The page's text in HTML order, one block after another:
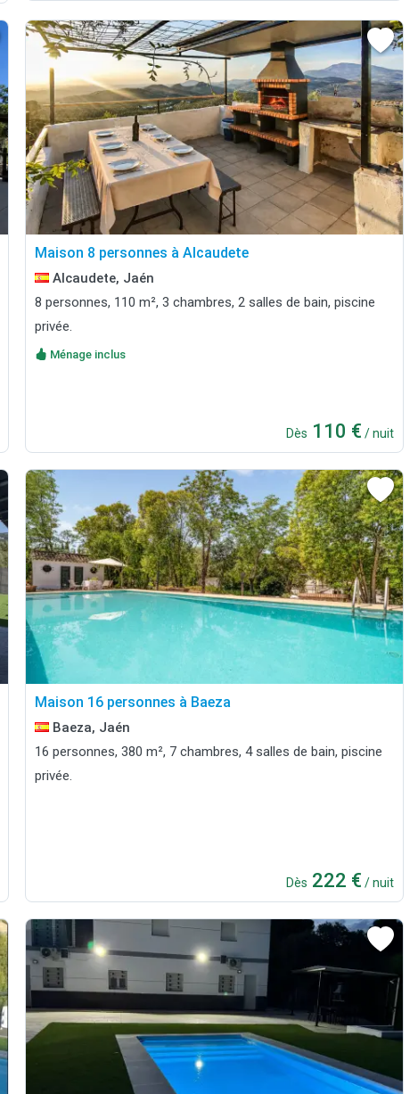
Maison 8 personnes à Alcaudete
Alcaudete, Jaén
8 personnes, 110 m², 3 chambres, 2 salles de bain, piscine
privée.
Ménage inclus
Dès 110 € / nuit
Maison 16 personnes à Baeza
Baeza, Jaén
16 personnes, 380 m², 7 chambres, 4 salles de bain, piscine
privée.
Dès 222 € / nuit